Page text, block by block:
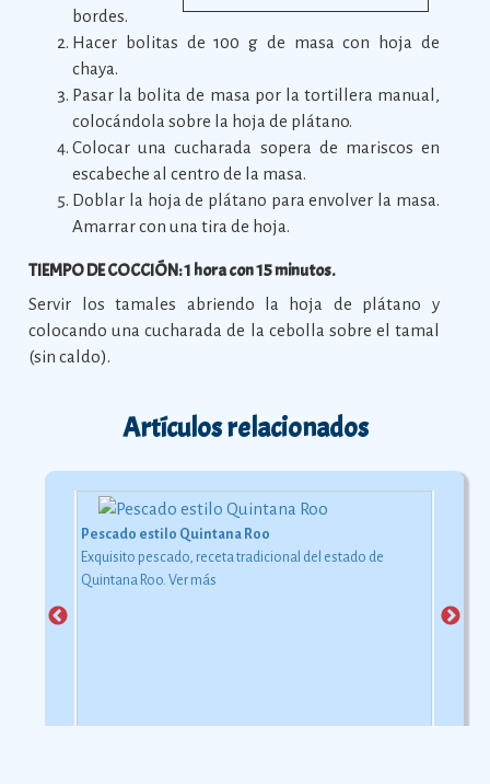
bordes.
Hacer bolitas de 100 g de masa con hoja de
chaya.
Pasar la bolita de masa por la tortillera manual,
colocándola sobre la hoja de plátano.
Colocar una cucharada sopera de mariscos en
escabeche al centro de la masa.
Doblar la hoja de plátano para envolver la masa.
Amarrar con una tira de hoja.
TIEMPO DE COCCIÓN: 1 hora con 15 minutos.
Servir los tamales abriendo la hoja de plátano y
colocando una cucharada de la cebolla sobre el tamal
(sin caldo).
Artículos relacionados
Pescado estilo Quintana Roo
Exquisito pescado, receta tradicional del estado de
Quintana Roo. Ver más